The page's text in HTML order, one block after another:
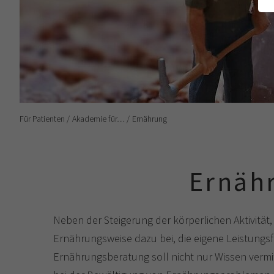
Für Patienten Akademie für… Ernährung
Neben der Steigerung der körperlichen
Ernährungsweise dazu bei, die eigene
Ernährungsberatung soll nicht nur Wissen